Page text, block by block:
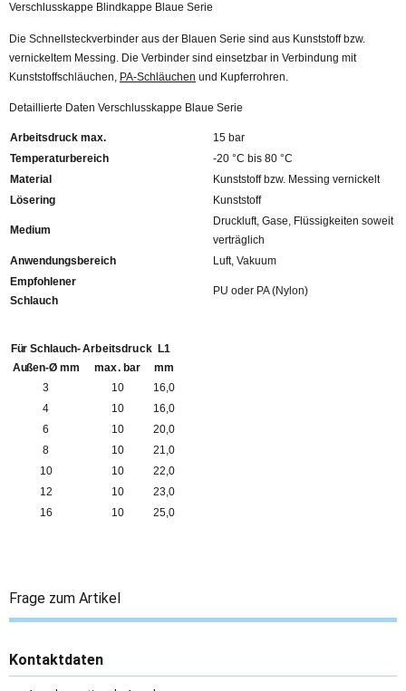
Verschlusskappe Blindkappe Blaue Serie
Die Schnellsteckverbinder aus der Blauen Serie sind aus Kunststoff bzw.
vernickeltem Messing. Die Verbinder sind einsetzbar in Verbindung mit
Kunststoffschläuchen, PA-Schläuchen und Kupferrohren.
Detaillierte Daten Verschlusskappe Blaue Serie
Arbeitsdruck max.
15 bar
Temperaturbereich
-20 °C bis 80 °C
Material
Kunststoff bzw. Messing vernickelt
Lösering
Kunststoff
Medium
Druckluft, Gase, Flüssigkeiten soweit
verträglich
Anwendungsbereich
Luft, Vakuum
Empfohlener
Schlauch
PU oder PA (Nylon)
Für Schlauch-
Außen-Ø mm
Arbeitsdruck
max. bar
L1
mm
3
10
16,0
4
10
16,0
6
10
20,0
8
10
21,0
10
10
22,0
12
10
23,0
16
10 25,0
Frage zum Artikel
Kontaktdaten